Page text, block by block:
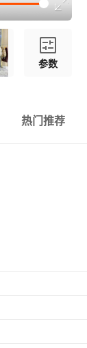
参数
热门推荐